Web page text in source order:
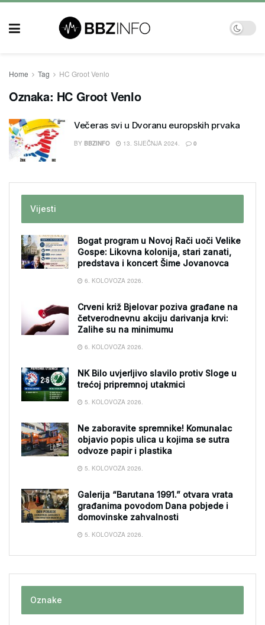
Home Tag HC Groot Venlo
Oznaka: HC Groot Venlo
Večeras svi u Dvoranu europskih prvaka
BY BBZINFO 13. SIJEČNJA 2024. 0
Vijesti
Bogat program u Novoj Rači uoči Velike
Gospe: Likovna kolonija, stari zanati,
predstava i koncert Šime Jovanovca
6. KOLOVOZA 2026.
Crveni križ Bjelovar poziva građane na
četverodnevnu akciju darivanja krvi:
Zalihe su na minimumu
6. KOLOVOZA 2026.
NK Bilo uvjerljivo slavilo protiv Sloge u
trećoj pripremnoj utakmici
5. KOLOVOZA 2026.
Ne zaboravite spremnike! Komunalac
objavio popis ulica u kojima se sutra
odvoze papir i plastika
5. KOLOVOZA 2026.
Galerija “Barutana 1991.” otvara vrata
građanima povodom Dana pobjede i
domovinske zahvalnosti
5. KOLOVOZA 2026.
Oznake